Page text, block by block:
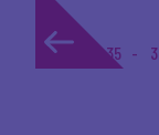
1... 35